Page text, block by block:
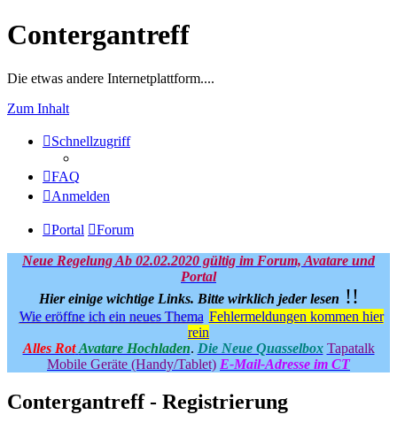
Contergantreff
Die etwas andere Internetplattform....
Zum Inhalt
Schnellzugriff
FAQ
Anmelden
Portal Forum
Neue Regelung Ab 02.02.2020 gültig im Forum, Avatare und
Portal
Hier einige wichtige Links. Bitte wirklich jeder lesen !!
Wie eröffne ich ein neues Thema Fehlermeldungen kommen hier
rein
Alles Rot Avatare Hochladen. Die Neue Quasselbox Tapatalk
Mobile Geräte (Handy/Tablet) E-Mail-Adresse im CT
Contergantreff - Registrierung